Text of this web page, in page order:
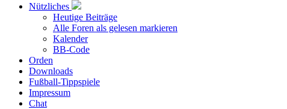
Nützliches
Heutige Beiträge
Alle Foren als gelesen markieren
Kalender
BB-Code
Orden
Downloads
Fußball-Tippspiele
Impressum
Chat